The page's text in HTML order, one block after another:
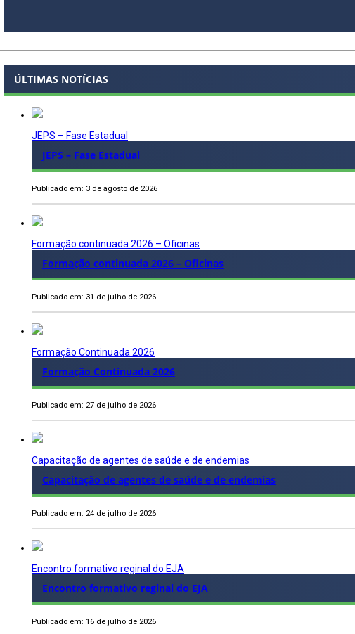
ÚLTIMAS NOTÍCIAS
JEPS – Fase Estadual
JEPS – Fase Estadual
Publicado em: 3 de agosto de 2026
Formação continuada 2026 – Oficinas
Formação continuada 2026 – Oficinas
Publicado em: 31 de julho de 2026
Formação Continuada 2026
Formação Continuada 2026
Publicado em: 27 de julho de 2026
Capacitação de agentes de saúde e de endemias
Capacitação de agentes de saúde e de endemias
Publicado em: 24 de julho de 2026
Encontro formativo reginal do EJA
Encontro formativo reginal do EJA
Publicado em: 16 de julho de 2026